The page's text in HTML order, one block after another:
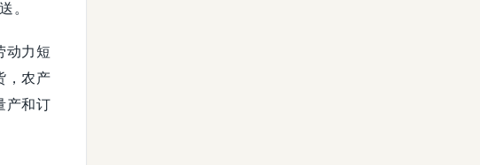
。
动力短
，农产
产和订